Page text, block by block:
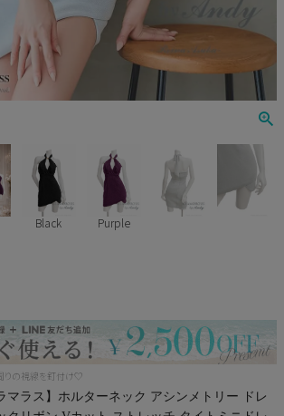
Black Purple
りの視線を釘付け♡
マラス】ホルターネック アシンメトリー ドレ